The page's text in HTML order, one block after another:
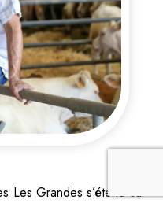
Les Grandes s’étend sur